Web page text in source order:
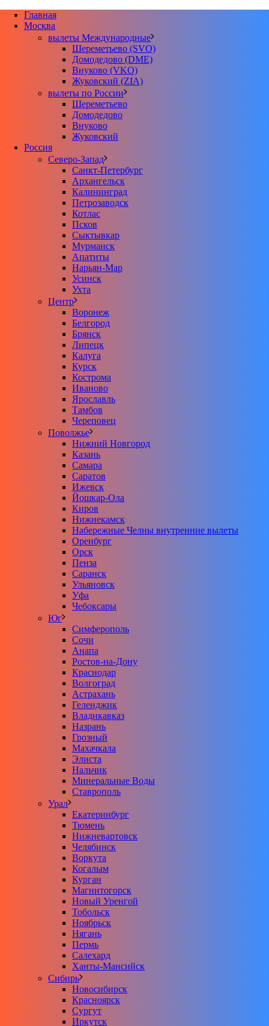
Главная
Москва
вылеты Международные
Шереметьево (SVO)
Домодедово (DME)
Внуково (VKO)
Жуковский (ZIA)
вылеты по России
Шереметьево
Домодедово
Внуково
Жуковский
Россия
Северо-Запад
Санкт-Петербург
Архангельск
Калининград
Петрозаводск
Котлас
Псков
Сыктывкар
Мурманск
Апатиты
Нарьян-Мар
Усинск
Ухта
Центр
Воронеж
Белгород
Брянск
Липецк
Калуга
Курск
Кострома
Иваново
Ярославль
Тамбов
Череповец
Поволжье
Нижний Новгород
Казань
Самара
Саратов
Ижевск
Йошкар-Ола
Киров
Нижнекамск
Набережные Челны внутренние вылеты
Оренбург
Орск
Пенза
Саранск
Ульяновск
Уфа
Чебоксары
Юг
Симферополь
Сочи
Анапа
Ростов-на-Дону
Краснодар
Волгоград
Астрахань
Геленджик
Владикавказ
Назрань
Грозный
Махачкала
Элиста
Нальчик
Минеральные Воды
Ставрополь
Урал
Екатеринбург
Тюмень
Нижневартовск
Челябинск
Воркута
Когалым
Курган
Магнитогорск
Новый Уренгой
Тобольск
Ноябрьск
Нягань
Пермь
Салехард
Ханты-Мансийск
Сибирь
Новосибирск
Красноярск
Сургут
Иркутск